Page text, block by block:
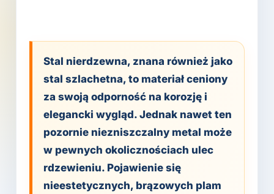
Stal nierdzewna, znana również jako
stal szlachetna, to materiał ceniony
za swoją odporność na korozję i
elegancki wygląd. Jednak nawet ten
pozornie niezniszczalny metal może
w pewnych okolicznościach ulec
rdzewieniu. Pojawienie się
nieestetycznych, brązowych plam